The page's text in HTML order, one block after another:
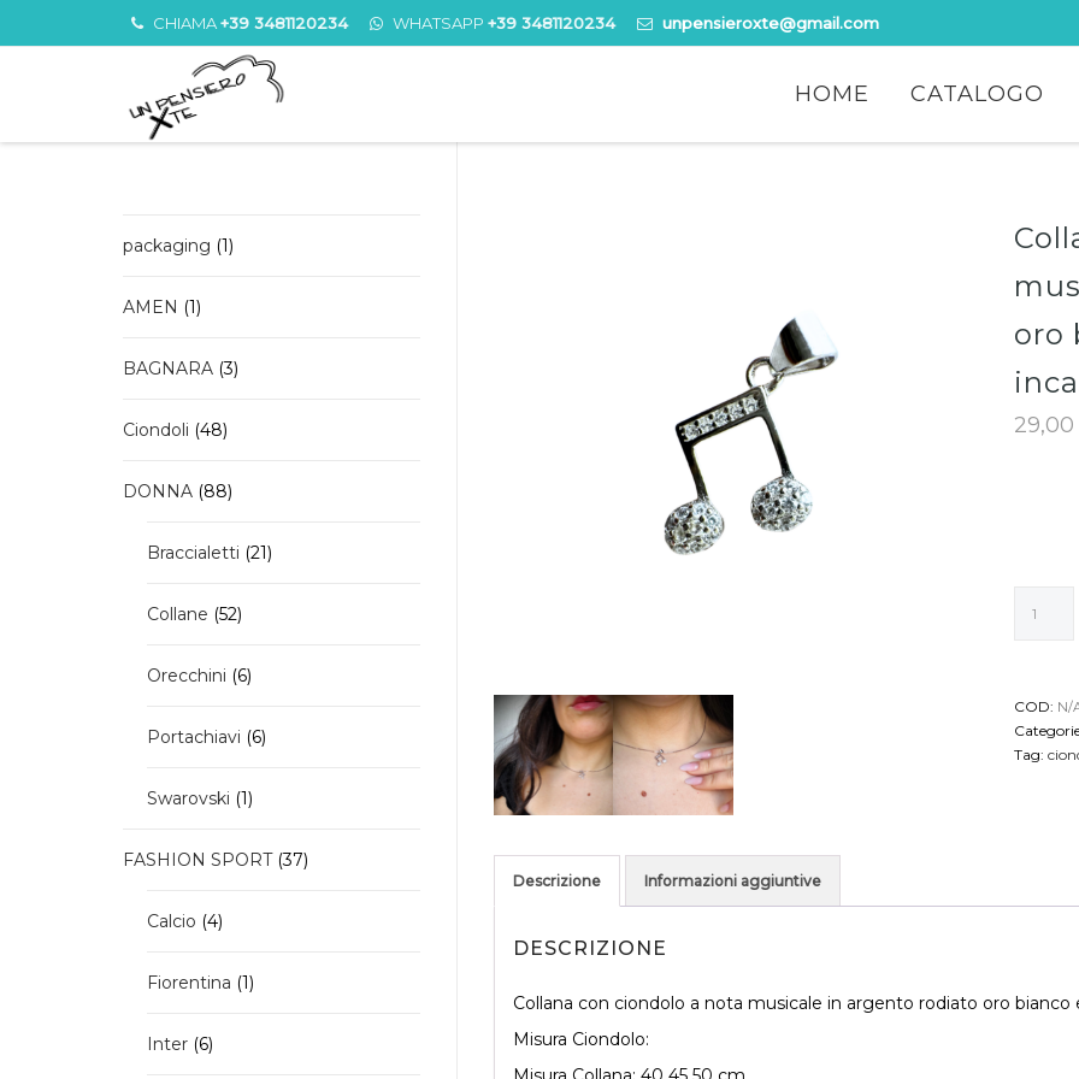
CHIAMA+39 3481120234 WHATSAPP +39 3481120234 unpensieroxte@gmail.com
content
HOME CATALOGO
oro
29,00
con
musicale
argento
COD: N/
Tag:
Descrizione Informazioni aggiuntive
DESCRIZIONE
Collana con ciondolo a nota musicale in argento rodiato oro bianco
Misura Ciondolo:
AGGIUNGI AL
packaging 11
AMEN
11
BAGNARA 33
Ciondoli 4848
DONNA 8888
Braccialetti 2121
Collane 5252
Orecchini
66
Portachiavi
66
Swarovski 11
FASHION SPORT 3737
Calcio 44
Fiorentina 11
Inter 66